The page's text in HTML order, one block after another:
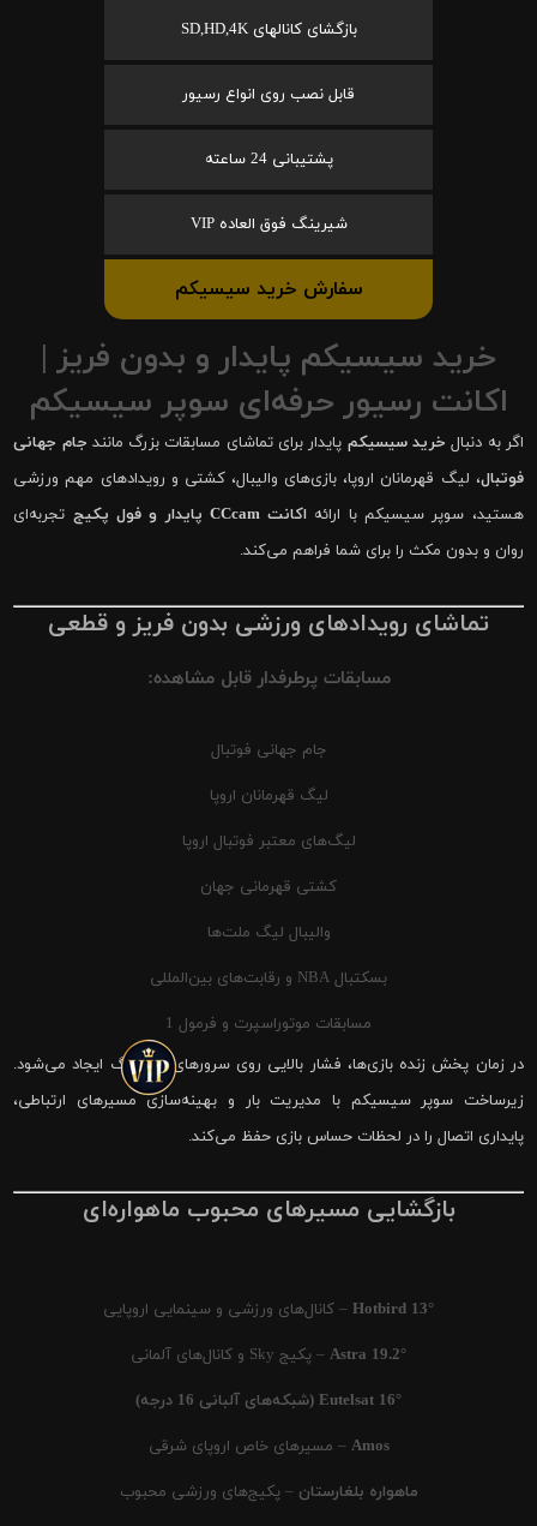
بازگشای کانالهای SD,HD,4K
قابل نصب روی انواع رسیور
پشتیبانی 24 ساعته
شیرینگ فوق العاده VIP
سفارش خرید سیسیکم
خرید سیسیکم پایدار و بدون فریز |
اکانت رسیور حرفه‌ای سوپر سیسیکم
اگر به دنبال خرید سیسیکم پایدار برای تماشای مسابقات بزرگ مانند جام جهانی
فوتبال، لیگ قهرمانان اروپا، بازی‌های والیبال، کشتی و رویدادهای مهم ورزشی
هستید، سوپر سیسیکم با ارائه اکانت CCcam پایدار و فول پکیج
تجربه‌ای
روان و بدون مکث را برای شما فراهم می‌کند.
تماشای رویدادهای ورزشی بدون فریز و قطعی
مسابقات پرطرفدار قابل مشاهده:
جام جهانی فوتبال
لیگ قهرمانان اروپا
لیگ‌های معتبر فوتبال اروپا
کشتی قهرمانی جهان
والیبال لیگ ملت‌ها
بسکتبال NBA و رقابت‌های بین‌المللی
مسابقات موتوراسپرت و فرمول 1
در زمان پخش زنده بازی‌ها، فشار بالایی روی سرورهای شیرینگ ایجاد می‌شود.
زیرساخت سوپر سیسیکم با مدیریت بار و بهینه‌سازی مسیرهای ارتباطی،
پایداری اتصال را در لحظات حساس بازی حفظ می‌کند.
بازگشایی مسیرهای محبوب ماهواره‌ای
Hotbird 13° – کانال‌های ورزشی و سینمایی اروپایی
Astra 19.2° – پکیج Sky و کانال‌های آلمانی
Eutelsat 16° (شبکه‌های آلبانی 16 درجه)
Amos – مسیرهای خاص اروپای شرقی
ماهواره بلغارستان – پکیج‌های ورزشی محبوب